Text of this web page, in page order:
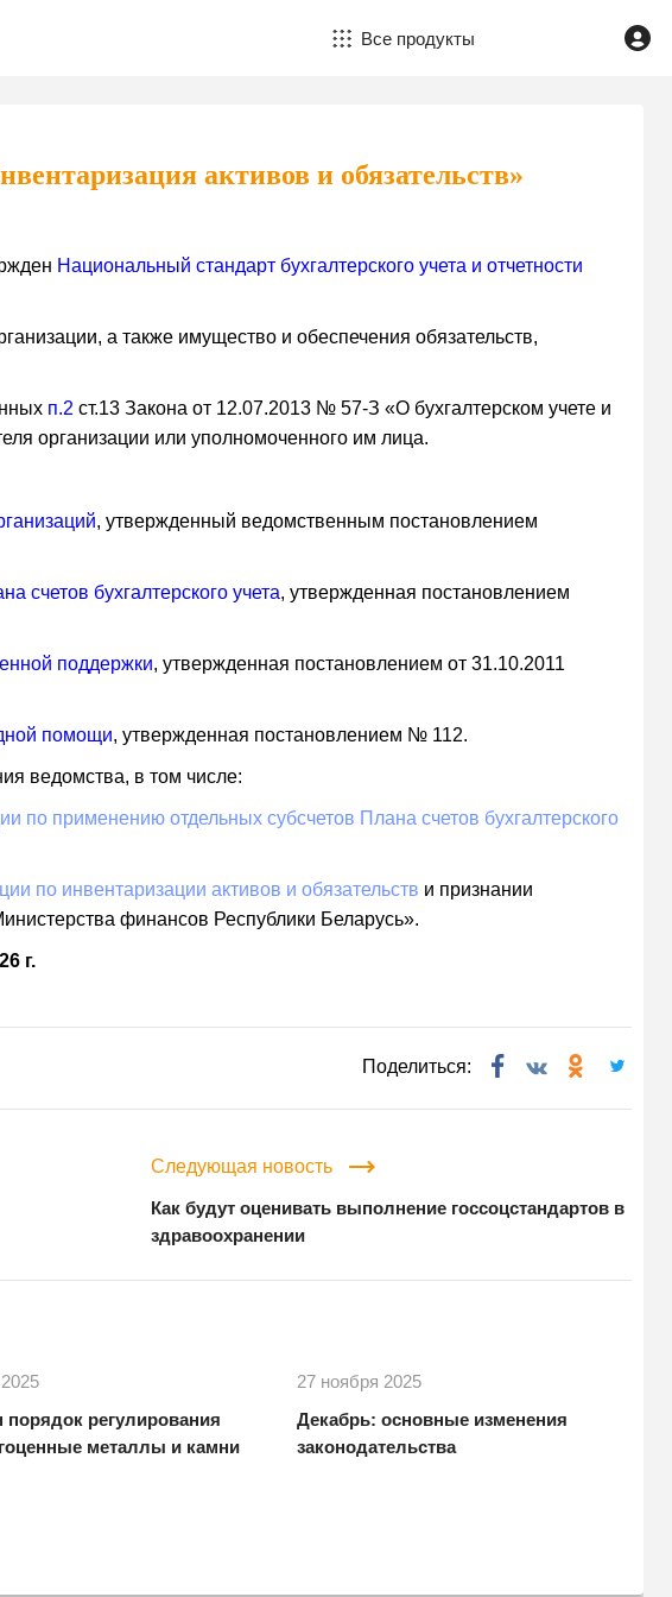
Все продукты
активов и обязательств»
Национальный стандарт бухгалтерского учета и отчетности
а также имущество и обеспечения обязательств,
п.2 ст.13 Закона от 12.07.2013 № 57-З «О бухгалтерском учете и
организации или уполномоченного им лица.
, утвержденный ведомственным постановлением
счетов бухгалтерского учета, утвержденная постановлением
поддержки, утвержденная постановлением от 31.10.2011
помощи, утвержденная постановлением № 112.
ведомства, в том числе:
по применению отдельных субсчетов Плана счетов бухгалтерского
по инвентаризации активов и обязательств и признании
финансов Республики Беларусь».
г.
Поделиться:
Следующая новость
Как будут оценивать выполнение госсоцстандартов в
здравоохранении
регулирования
металлы и камни
27 ноября 2025
Декабрь: основные изменения
законодательства